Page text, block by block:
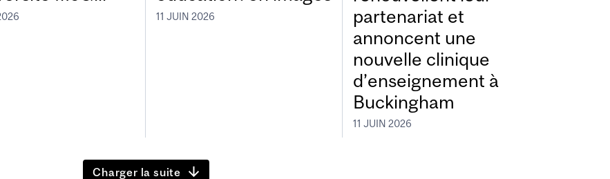
11 JUIN 2026
partenariat et
annoncent une
nouvelle clinique
d’enseignement à
Buckingham
11 JUIN 2026
Charger la suite